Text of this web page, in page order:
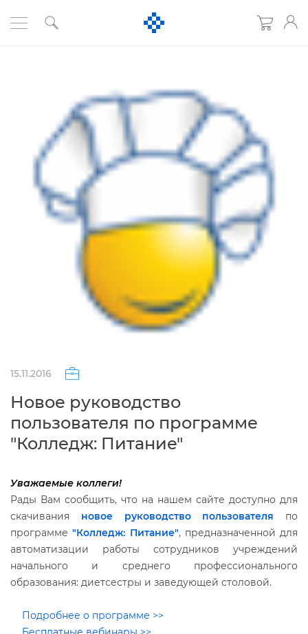
15.11.2016
Новое руководство
пользователя по программе
"Колледж: Питание"
Уважаемые коллеги!
Рады Вам сообщить, что на нашем сайте доступно для
скачивания новое руководство пользователя по
программе"Колледж: Питание", предназначенной для
автоматизации работы сотрудников учреждений
начального и среднего профессионального
образования: диетсестры и заведующей столовой.
Подробнее о программе >>